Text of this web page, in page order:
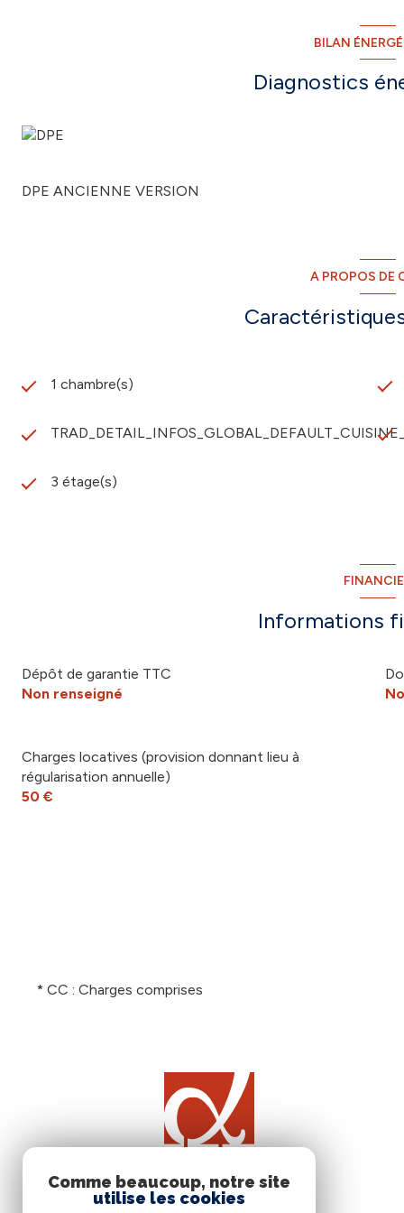
BILAN
Diagnostics
DPE ANCIENNE VERSION
A PROPOS DE
1 chambre(s)
3 étage(s)
Informations
Dépôt de garantie TTC
Non renseigné
Charges locatives (provision donnant lieu à
régularisation annuelle)
50 €
* CC : Charges comprises
Comme beaucoup, notre site
utilise les cookies